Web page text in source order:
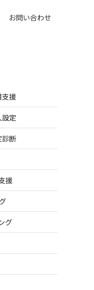
お問い合わせ
援
定
断
援
グ